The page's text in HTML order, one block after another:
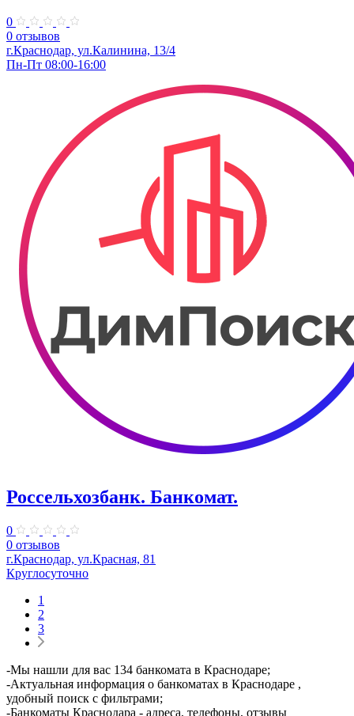
0
0 отзывов
г.Краснодар, ул.Калинина, 13/4
Пн-Пт 08:00-16:00
Россельхозбанк. Банкомат.
0
0 отзывов
г.Краснодар, ул.Красная, 81
Круглосуточно
1
2
3
-Мы нашли для вас 134 банкомата в Краснодаре;
-Актуальная информация о банкоматах в Краснодаре ,
удобный поиск с фильтрами;
-Банкоматы Краснодара - адреса, телефоны, отзывы